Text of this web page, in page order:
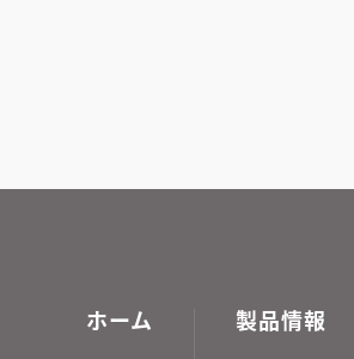
ホーム 製品情報